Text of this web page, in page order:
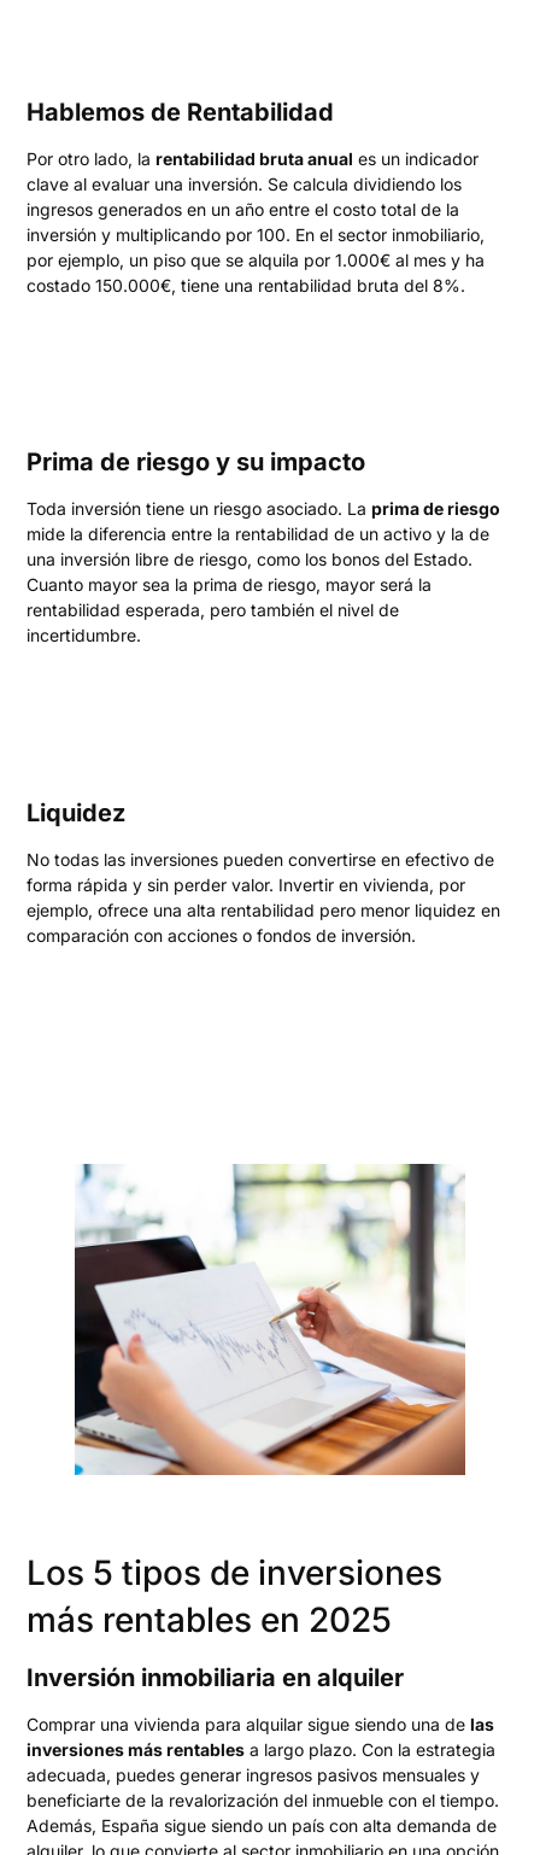
Hablemos de Rentabilidad
Por otro lado, larentabilidad bruta anual es un indicador
clave al evaluar una inversión. Se calcula dividiendo los
ingresos generados en un año entre el costo total de la
inversión y multiplicando por 100. En el sector inmobiliario,
por ejemplo, un piso que se alquila por 1.000€ al mes y ha
costado 150.000€, tiene una rentabilidad bruta del 8%.
Prima de riesgo y su impacto
Toda inversión tiene un riesgo asociado. Laprima de riesgo
mide la diferencia entre la rentabilidad de un activo y la de
una inversión libre de riesgo, como los bonos del Estado.
Cuanto mayor sea la prima de riesgo, mayor será la
rentabilidad esperada, pero también el nivel de
incertidumbre.
Liquidez
No todas las inversiones pueden convertirse en efectivo de
forma rápida y sin perder valor. Invertir en vivienda, por
ejemplo, ofrece una alta rentabilidad pero menor liquidez en
comparación con acciones o fondos de inversión.
Los 5 tipos de inversiones
más rentables en 2025
Inversión inmobiliaria en alquiler
Comprar una vivienda para alquilar sigue siendo una delas
inversiones más rentables a largo plazo. Con la estrategia
adecuada, puedes generar ingresos pasivos mensuales y
beneficiarte de la revalorización del inmueble con el tiempo.
Además, España sigue siendo un país con alta demanda de